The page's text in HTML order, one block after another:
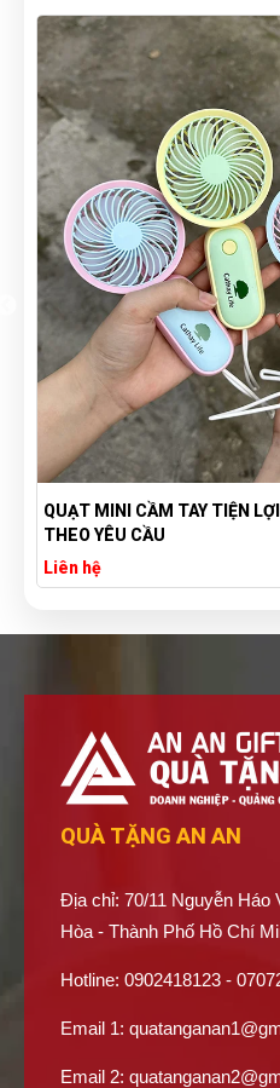
QUẠT MINI CẦM TAY TIỆN
THEO YÊU CẦU
Liên hệ
QUÀ TẶNG AN AN
Địa chỉ: 70/11 Nguyễn Háo
Hòa - Thành Phố Hồ Chí
Hotline: 0902418123 -
Email 1:
Email 2: